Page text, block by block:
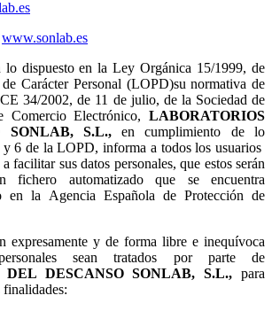
www.sonlab.es
dispuesto en la Ley Orgánica 15/1999, de
Carácter Personal (LOPD)su normativa de
34/2002, de 11 de julio, de la Sociedad de
Electrónico, LABORATORIOS
SONLAB, S.L.,en cumplimiento de lo
y 6 de la LOPD, informa a todos los usuarios
facilitar sus datos personales, que estos serán
fichero automatizado que se encuentra
en la Agencia Española de Protección de
expresamente y de forma libre e inequívoca
sean tratados por parte de
DEL DESCANSO SONLAB, S.L., para
finalidades: